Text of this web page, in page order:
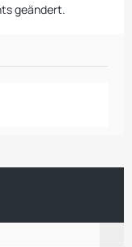
geändert.